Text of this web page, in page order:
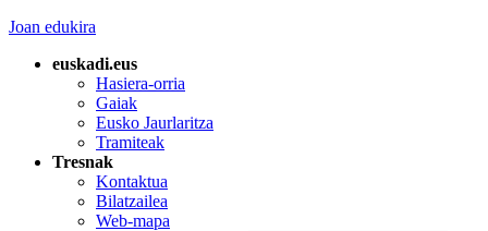
Joan edukira
euskadi.eus
Hasiera-orria
Gaiak
Eusko Jaurlaritza
Tramiteak
Tresnak
Kontaktua
Bilatzailea
Web-mapa